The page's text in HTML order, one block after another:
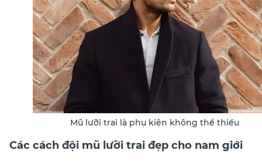
Mũ lưỡi trai là phụ kiện không thể thiếu
Các cách đội mũ lưỡi trai đẹp cho nam giới